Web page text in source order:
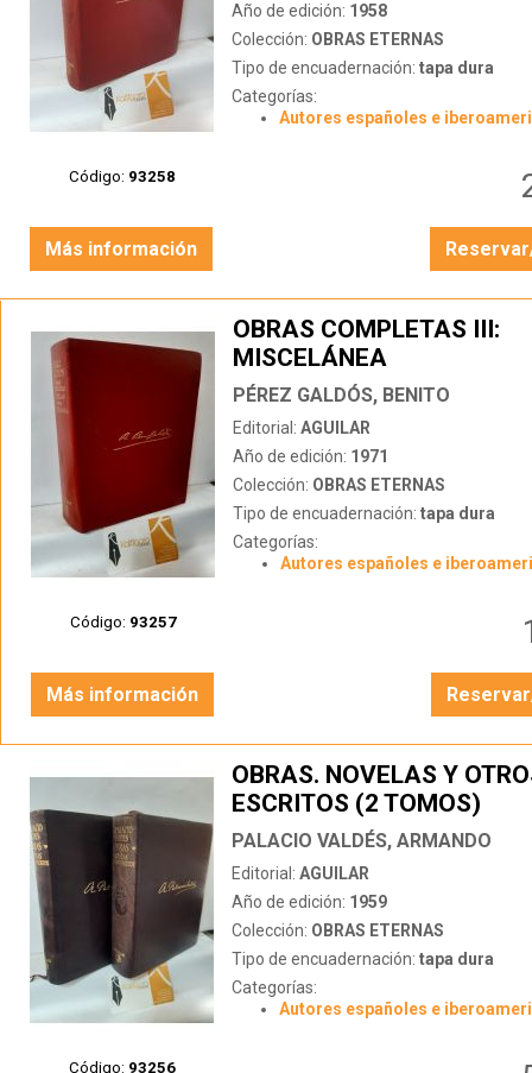
Código: 93258
Año de edición: 1958
Colección: OBRAS ETERNAS
Tipo de encuadernación: tapa dura
Categorías:
Autores españoles e
Más información
Código: 93257
OBRAS COMPLETAS III:
MISCELÁNEA
PÉREZ GALDÓS, BENITO
Editorial: AGUILAR
Año de edición: 1971
Colección: OBRAS ETERNAS
Tipo de encuadernación: tapa dura
Categorías:
Autores españoles e
Más información
Código: 93256
OBRAS. NOVELAS Y
ESCRITOS (2 TOMOS)
PALACIO VALDÉS, ARMANDO
Editorial: AGUILAR
Año de edición: 1959
Colección: OBRAS ETERNAS
Tipo de encuadernación: tapa dura
Categorías:
Autores españoles e